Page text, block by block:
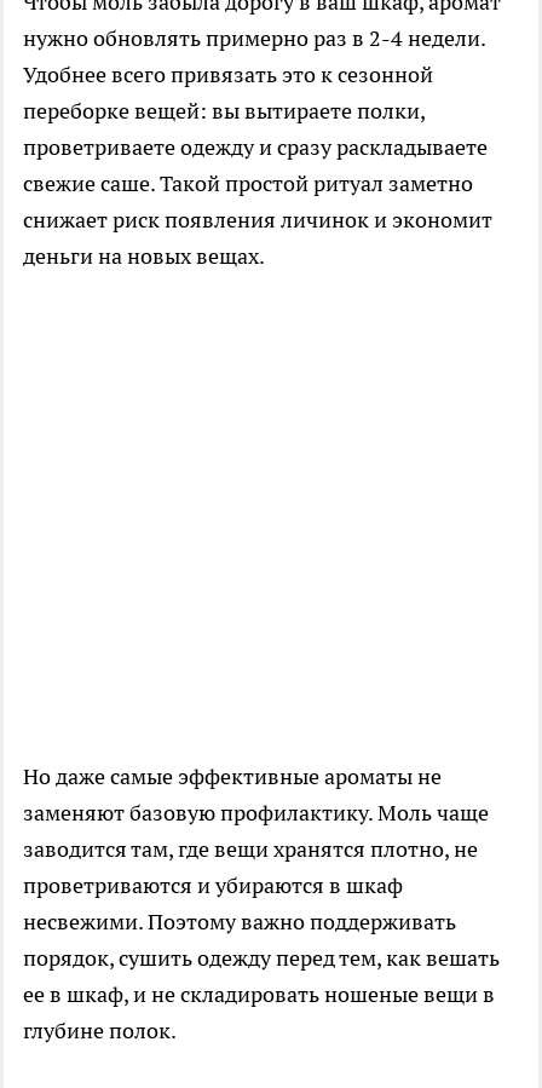
нужно обновлять примерно раз в 2-4 недели.
Удобнее всего привязать это к сезонной
переборке вещей: вы вытираете полки,
проветриваете одежду и сразу раскладываете
свежие саше. Такой простой ритуал заметно
снижает риск появления личинок и экономит
деньги на новых вещах.
Но даже самые эффективные ароматы не
заменяют базовую профилактику. Моль чаще
заводится там, где вещи хранятся плотно, не
проветриваются и убираются в шкаф
несвежими. Поэтому важно поддерживать
порядок, сушить одежду перед тем, как вешать
ее в шкаф, и не складировать ношеные вещи в
глубине полок.